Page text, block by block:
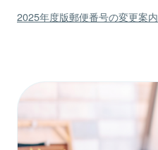
2025年度版郵便番号の変更案内